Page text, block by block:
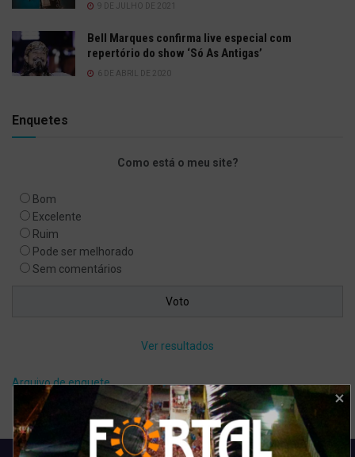
9 DE JULHO DE 2021
Bell Marques confirma live especial com
repertório do show ‘Só As Antigas’
6 DE ABRIL DE 2020
Enquetes
Como está o meu site?
Bom
Excelente
Ruim
Pode ser melhorado
Sem comentários
Ver resultados
Arquivo de enquete